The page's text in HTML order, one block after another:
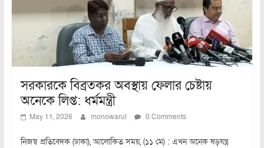
সরকারকে বিব্রতকর অবস্থায় ফেলার চেষ্টায়
অনেকে লিপ্ত: ধর্মমন্ত্রী
May 11, 2026 monowarul 0 Comments
নিজস্ব প্রতিবেদক (ঢাকা), আলোকিত সময়, (১১ মে) : এখন অনেক ষড়যন্ত্র